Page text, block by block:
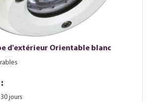
d'extérieur Orientable blanc
jours